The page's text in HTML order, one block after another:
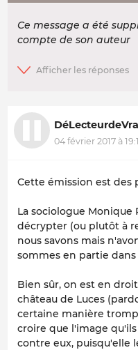
Ce message a été
compte de son auteur
04 février 2017 à
Cette émission est des
La sociologue Monique
décrypter (ou plutôt à
nous savons mais
sommes en partie dans
Bien sûr, on est en
château de Luces
certaine manière
croire que l'image
contre eux, puisqu'elle